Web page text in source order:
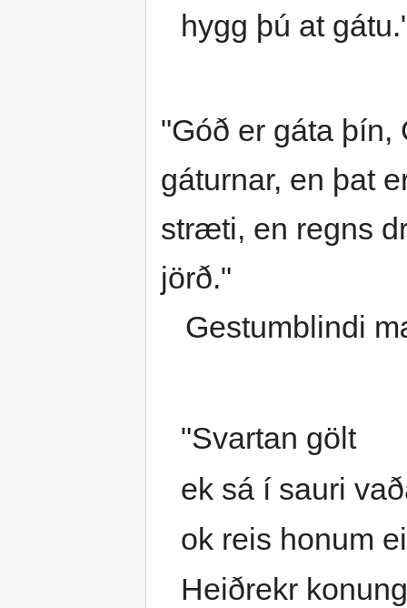
hygg þú at
"Góð er gáta
gáturnar, en þat
stræti, en regns
jörð."
Gestumblindi
"Svartan gölt
ek sá í sauri
ok reis honum
Heiðrekr